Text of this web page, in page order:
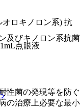
及びキノロン系抗菌
性菌の発現等を防ぐ
の治療上必要な最小
ロキノロン系) 抗
点眼液